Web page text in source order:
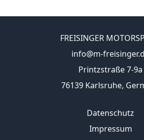
FREISINGER
info@m-
Printzstraße 7-9a
76139 Karlsruhe,
Datenschutz
Impressum